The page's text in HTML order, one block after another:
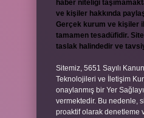
haber niteliği
ve kişiler hakkında
Gerçek kurum ve kişiler
tamamen tesadüfidir.
taslak halindedir ve
Sitemiz, 5651 Sayılı
Teknolojileri ve İletişim
onaylanmış bir Yer
vermektedir. Bu nedenle,
proaktif olarak denetleme